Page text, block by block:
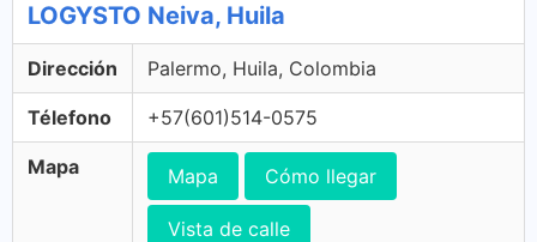
LOGYSTO Neiva, Huila
Dirección Palermo, Huila, Colombia
Télefono +57(601)514-0575
Mapa Mapa Cómo llegar
Vista de calle